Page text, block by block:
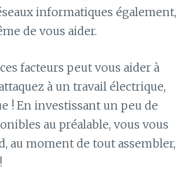
informatiques également,
de vous aider.
facteurs peut vous aider à
à un travail électrique,
! En investissant un peu de
au préalable, vous vous
au moment de tout assembler,